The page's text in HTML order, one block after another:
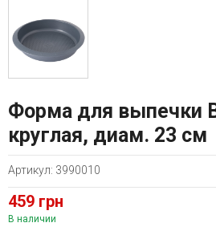
Форма для выпечки
круглая, диам. 23 см
Артикул: 3990010
459 грн
В наличии